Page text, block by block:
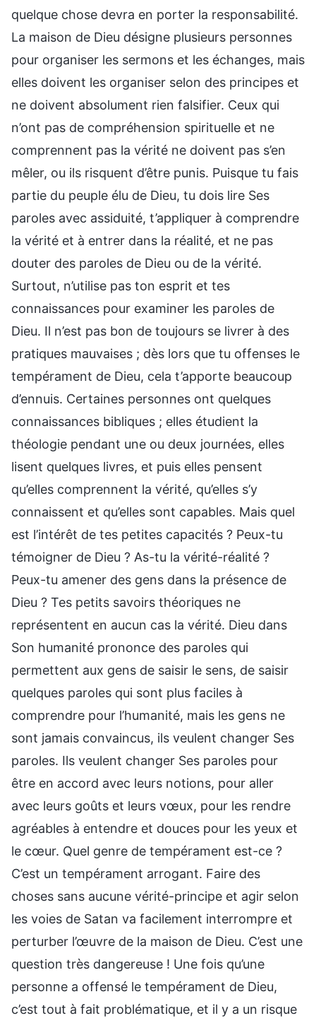
quelque chose devra en porter la responsabilité.
La maison de Dieu désigne plusieurs personnes
pour organiser les sermons et les échanges, mais
elles doivent les organiser selon des principes et
ne doivent absolument rien falsifier. Ceux qui
n’ont pas de compréhension spirituelle et ne
comprennent pas la vérité ne doivent pas s’en
mêler, ou ils risquent d’être punis. Puisque tu fais
partie du peuple élu de Dieu, tu dois lire Ses
paroles avec assiduité, t’appliquer à comprendre
la vérité et à entrer dans la réalité, et ne pas
douter des paroles de Dieu ou de la vérité.
Surtout, n’utilise pas ton esprit et tes
connaissances pour examiner les paroles de
Dieu. Il n’est pas bon de toujours se livrer à des
pratiques mauvaises ; dès lors que tu offenses le
tempérament de Dieu, cela t’apporte beaucoup
d’ennuis. Certaines personnes ont quelques
connaissances bibliques ; elles étudient la
théologie pendant une ou deux journées, elles
lisent quelques livres, et puis elles pensent
qu’elles comprennent la vérité, qu’elles s’y
connaissent et qu’elles sont capables. Mais quel
est l’intérêt de tes petites capacités ? Peux-tu
témoigner de Dieu ? As-tu la vérité-réalité ?
Peux-tu amener des gens dans la présence de
Dieu ? Tes petits savoirs théoriques ne
représentent en aucun cas la vérité. Dieu dans
Son humanité prononce des paroles qui
permettent aux gens de saisir le sens, de saisir
quelques paroles qui sont plus faciles à
comprendre pour l’humanité, mais les gens ne
sont jamais convaincus, ils veulent changer Ses
paroles. Ils veulent changer Ses paroles pour
être en accord avec leurs notions, pour aller
avec leurs goûts et leurs vœux, pour les rendre
agréables à entendre et douces pour les yeux et
le cœur. Quel genre de tempérament est-ce ?
C’est un tempérament arrogant. Faire des
choses sans aucune vérité-principe et agir selon
les voies de Satan va facilement interrompre et
perturber l’œuvre de la maison de Dieu. C’est une
question très dangereuse ! Une fois qu’une
personne a offensé le tempérament de Dieu,
c’est tout à fait problématique, et il y a un risque